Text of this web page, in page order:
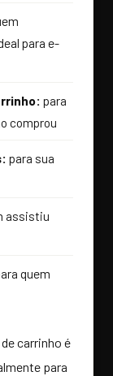
para e-
para
comprou
para sua
assistiu
quem
carrinho é
para